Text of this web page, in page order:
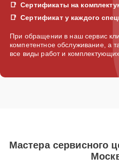
Сертификаты на
Сертификат у каждого
При обращении в наш сервис
компетентное обслуживание, а
все виды работ и комплектующих.
Мастера сервисного